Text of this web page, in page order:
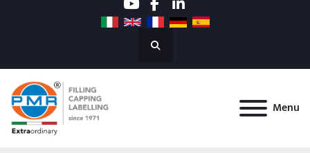
youtube
facebook
linkedin
Cerca
Menu